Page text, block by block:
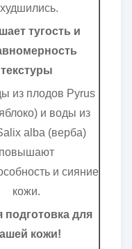
тугость и
текстуры
из плодов Pyrus
и воды из
alba (верба)
повышают
и сияние
кожи.
подготовка для
кожи!